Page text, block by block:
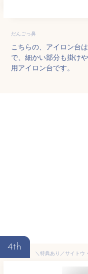
だんごっ鼻
こちらの、アイロン台
で、細かい部分も掛け
用アイロン台です。
4th